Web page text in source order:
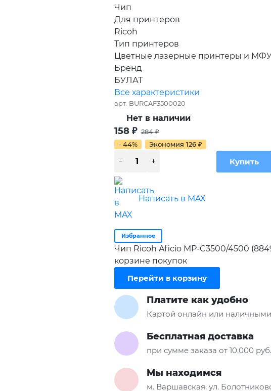
Чип
Для принтеров
Ricoh
Тип принтеров
Цветные лазерные принтеры и
Бренд
БУЛАТ
Все характеристики
арт. BURCAF3500020
Нет в наличии
158 ₽ 284₽
- 44%
Экономия 126 ₽
Написать в MAX
Избранное
Чип Ricoh Aficio MP-C3500/4500
корзине покупок
Перейти в корзину
Платите как удобно
Картой онлайн или
Бесплатная доставка
при сумме заказа от 10.000
Мы находимся
м. Варшавская, ул.